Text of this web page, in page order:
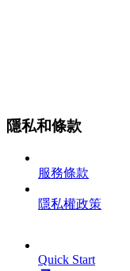
隱私和條款
服務條款
隱私權政策
Quick Start